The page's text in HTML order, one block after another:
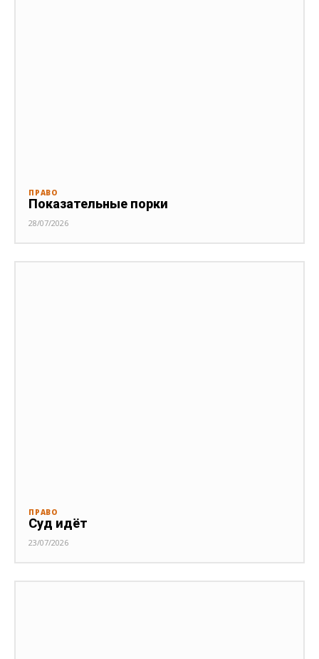
ПРАВО
Показательные порки
28/07/2026
ПРАВО
Суд идёт
23/07/2026